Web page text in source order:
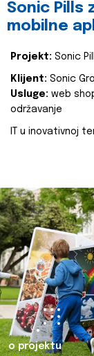
Sonic Pills
mobilne
Projekt: Sonic
Klijent: Sonic
Usluge: web
održavanje
IT u inovativnoj
o projektu